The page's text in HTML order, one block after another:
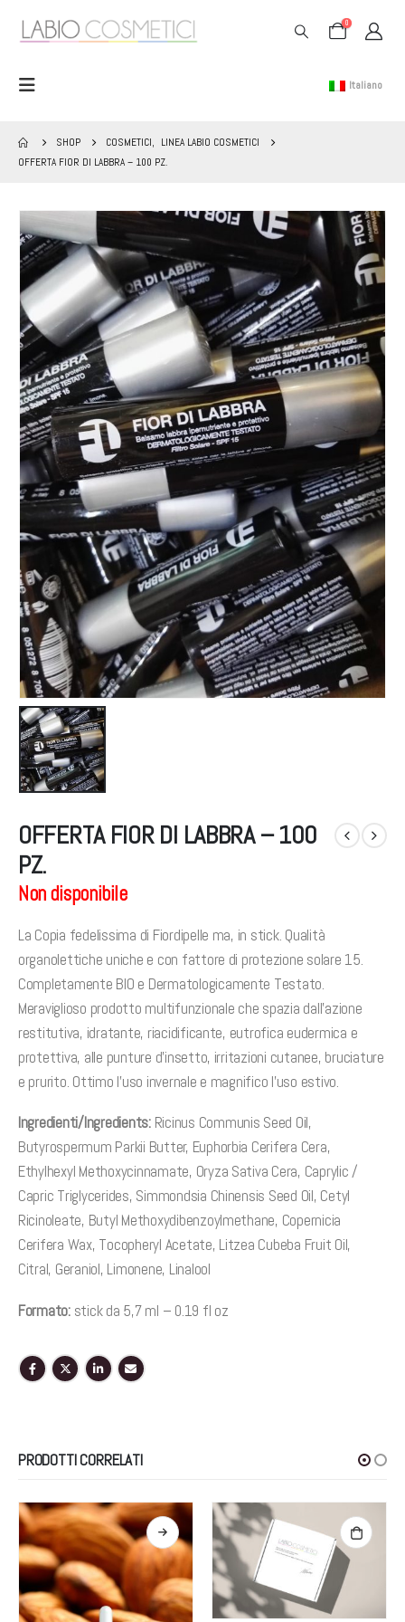
0
Italiano
SHOP COSMETICI
LINEA LABIO COSMETICI
OFFERTA FIOR DI LABBRA – 100 PZ.
OFFERTA FIOR DI LABBRA – 100
PZ.
Non disponibile
La Copia fedelissima di Fiordipelle ma, in stick. Qualità
organolettiche uniche e con fattore di protezione solare 15.
Completamente BIO e Dermatologicamente Testato.
Meraviglioso prodotto multifunzionale che spazia dall’azione
restitutiva, idratante, riacidificante, eutrofica eudermica e
protettiva, alle punture d’insetto, irritazioni cutanee, bruciature
e prurito. Ottimo l’uso invernale e magnifico l’uso estivo.
Ingredienti/Ingredients:Ricinus Communis Seed Oil,
Butyrospermum Parkii Butter, Euphorbia Cerifera Cera,
Ethylhexyl Methoxycinnamate, Oryza Sativa Cera, Caprylic /
Capric Triglycerides, Simmondsia Chinensis Seed Oil, Cetyl
Ricinoleate, Butyl Methoxydibenzoylmethane, Copernicia
Cerifera Wax, Tocopheryl Acetate, Litzea Cubeba Fruit Oil,
Citral, Geraniol, Limonene, Linalool
Formato:stick da 5,7 ml – 0.19 fl oz
PRODOTTI CORRELATI